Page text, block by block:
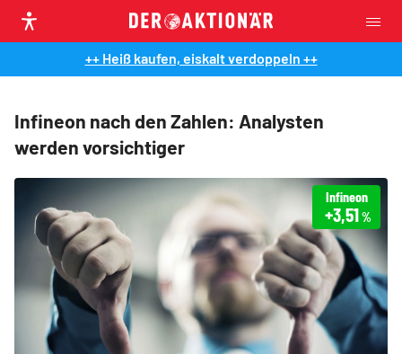
++ Heiß kaufen, eiskalt verdoppeln ++
Infineon nach den Zahlen: Analysten
werden vorsichtiger
Infineon
+3,51%